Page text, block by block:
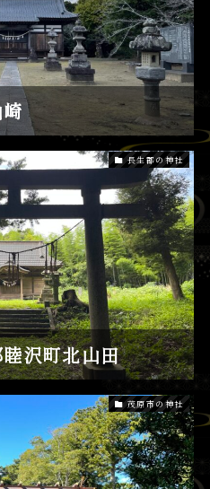
長生郡の神社
沢町北山田
茂原市の神社